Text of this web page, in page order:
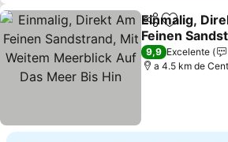
PartilharAdicionar
Einmalig,
Feinen
Weitem
Das Meer Bis
Ver preços
9,9 Excelente
a 4.5 km de